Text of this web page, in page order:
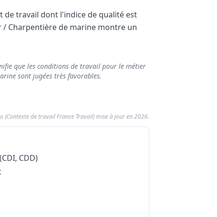
de travail dont l'indice de qualité est
Charpentière de marine montre un
que les conditions de travail pour le métier
sont jugées très favorables.
(Contexte de travail France Travail) mise à jour en 2026.
de marine (Données 2026)
chaussures, casque, protections auditives
de marine
Charpentier / Charpentière de marine
CDD)